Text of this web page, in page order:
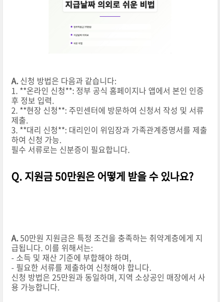
A.신청 방법은 다음과 같습니다:
1. **온라인 신청**: 정부 공식 홈페이지나 앱에서 본인 인증
후 정보 입력.
2. **현장 신청**: 주민센터에 방문하여 신청서 작성 및 서류
제출.
3. **대리 신청**: 대리인이 위임장과 가족관계증명서를 제출
하여 신청 가능.
필수 서류로는 신분증이 필요합니다.
Q. 지원금 50만원은 어떻게 받을 수 있나요?
A.50만원 지원금은 특정 조건을 충족하는 취약계층에게 지
급됩니다. 이를 위해서는:
- 소득 및 재산 기준에 부합해야 하며,
- 필요한 서류를 제출하여 신청해야 합니다.
신청 방법은 25만원과 동일하며, 지역 소상공인 매장에서 사
용 가능합니다.